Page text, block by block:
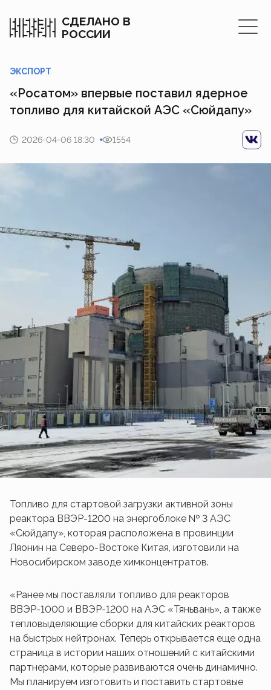
СДЕЛАНО В
РОССИИ
ЭКСПОРТ
«Росатом» впервые поставил ядерное
топливо для китайской АЭС «Сюйдапу»
2026-04-06 18:30 1554
Топливо для стартовой загрузки активной зоны
реактора ВВЭР-1200 на энергоблоке № 3 АЭС
«Сюйдапу», которая расположена в провинции
Ляонин на Северо-Востоке Китая, изготовили на
Новосибирском заводе химконцентратов.
«Ранее мы поставляли топливо для реакторов
ВВЭР-1000 и ВВЭР-1200 на АЭС «Тяньвань», а также
тепловыделяющие сборки для китайских реакторов
на быстрых нейтронах. Теперь открывается еще одна
страница в истории наших отношений с китайскими
партнерами, которые развиваются очень динамично.
Мы планируем изготовить и поставить стартовые